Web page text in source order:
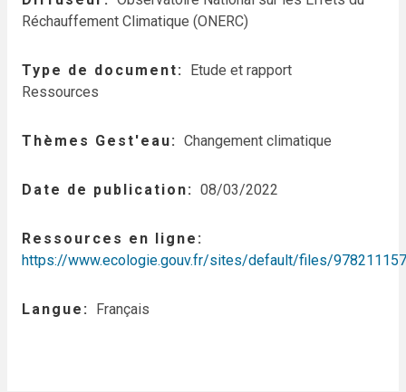
Réchauffement Climatique (ONERC)
Type de document
Etude et rapport
Ressources
Thèmes Gest'eau Changement climatique
Date de publication 08/03/2022
Ressources en ligne
https://www.ecologie.gouv.fr/sites/default/files/
Langue Français